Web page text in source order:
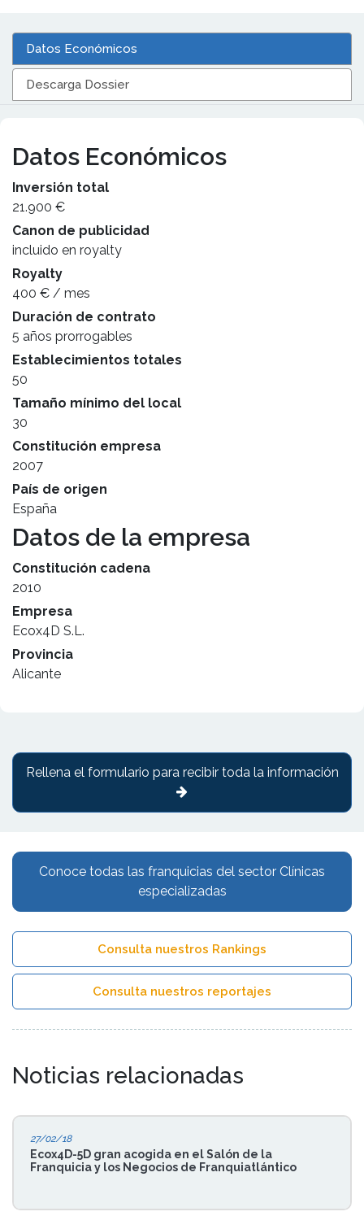
Datos Económicos
Descarga Dossier
Datos Económicos
Inversión total
21.900 €
Canon de publicidad
incluido en royalty
Royalty
400 € / mes
Duración de contrato
5 años prorrogables
Establecimientos totales
50
Tamaño mínimo del local
30
Constitución empresa
2007
País de origen
España
Datos de la empresa
Constitución cadena
2010
Empresa
Ecox4D S.L.
Provincia
Alicante
Conoce todas las franquicias del sector Clínicas
especializadas
Consulta nuestros Rankings
Consulta nuestros reportajes
Noticias relacionadas
27/02/18
Ecox4D-5D gran acogida en el Salón de la
Franquicia y los Negocios de Franquiatlántico